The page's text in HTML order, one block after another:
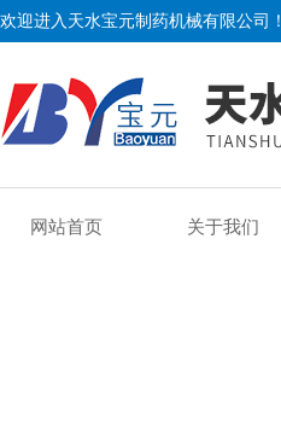
欢迎进入天水宝元制药机械有限公司！
网站首页 关于我们